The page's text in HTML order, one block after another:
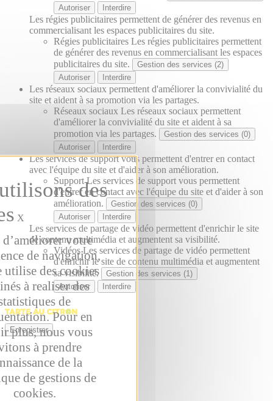
Autoriser
Interdire
Les régies publicitaires permettent de générer des revenus en
commercialisant les espaces publicitaires du site.
Régies publicitaires Les régies publicitaires permettent
de générer des revenus en commercialisant les espaces
publicitaires du site.
Gestion des services (2)
Autoriser
Interdire
Les réseaux sociaux permettent d'améliorer la convivialité du
site et aident à sa promotion via les partages.
Réseaux sociaux Les réseaux sociaux permettent
d'améliorer la convivialité du site et aident à sa
promotion via les partages.
Gestion des services (0)
Autoriser
Interdire
Les services de support vous permettent d'entrer en contact
avec l'équipe du site et d'aider à son amélioration.
Support Les services de support vous permettent
d'entrer en contact avec l'équipe du site et d'aider à son
amélioration.
Gestion des services (0)
Autoriser
Interdire
Les services de partage de vidéo permettent d'enrichir le site
de contenu multimédia et augmentent sa visibilité.
Vidéos Les services de partage de vidéo permettent
d'enrichir le site de contenu multimédia et augmentent
sa visibilité.
Gestion des services (1)
Autoriser
Interdire
Enregistrer
X
votre
de navigation,
utilise des cookies
à realiser des
de
Pour en
plus, nous vous
à prendre
de la
de gestions de
cookies.